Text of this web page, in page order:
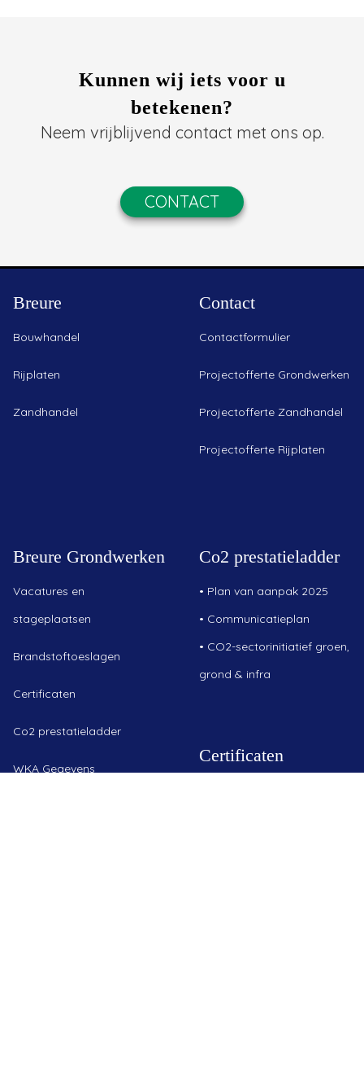
Kunnen wij iets voor u
betekenen?
Neem vrijblijvend contact met ons op.
CONTACT
Breure
Bouwhandel
Rijplaten
Zandhandel
Contact
Contactformulier
Projectofferte Grondwerken
Projectofferte Zandhandel
Projectofferte Rijplaten
Breure Grondwerken
Vacatures en
stageplaatsen
Brandstoftoeslagen
Certificaten
Co2 prestatieladder
WKA Gegevens
Co2 prestatieladder
• Plan van aanpak 2025
• Communicatieplan
• CO2-sectorinitiatief groen,
grond & infra
Certificaten